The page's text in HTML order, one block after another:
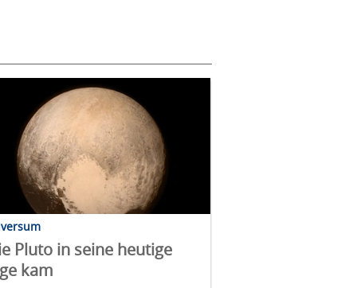
Pluto in seine heutige
kam